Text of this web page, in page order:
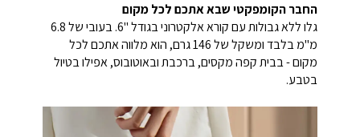
החבר הקומפקטי שבא אתכם לכל מקום
גלו ללא גבולות עם קורא אלקטרוני בגודל "6. בעובי של 6.8
מ"מ בלבד ומשקל של 146 גרם, הוא מלווה אתכם לכל
מקום - בבית קפה מקסים, ברכבת ובאוטובוס, אפילו בטיול
בטבע.